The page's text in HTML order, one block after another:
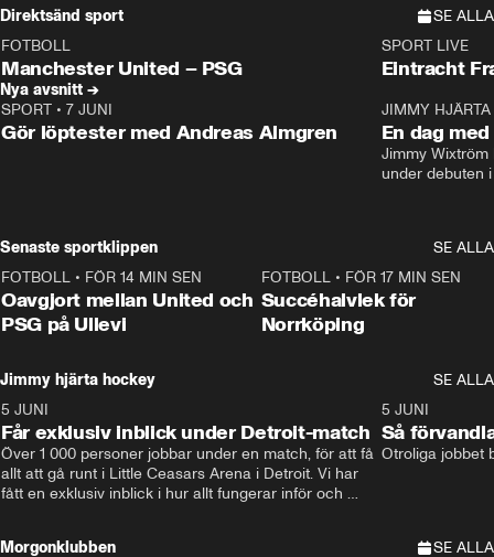
Direktsänd sport
SE ALLA
Plus
FOTBOLL
Manchester United – PSG Plus
SPORT LIVE
Eintracht
Nya avsnitt →
SPORT • 7 JUNI
Gör löptester med Andreas Almgren
JIMMY
En dag
Jimmy
under debuten
Senaste sportklippen
SE ALLA
FOTBOLL • FÖR 14 MIN SEN
Oavgjort mellan United och
PSG på Ullevi
FOTBOLL• FÖR 17 MIN SEN
Succéhalvlek för
Norrköping
Jimmy hjärta hockey
SE ALLA
5 JUNI
Får exklusiv inblick under Detroit-match
Över 1 000 personer jobbar under en match, för att få
allt att gå runt i Little Ceasars Arena i Detroit. Vi har
fått en exklusiv inblick i hur allt fungerar inför och
5 JUNI
Så
Otroliga jobbet
Morgonklubben
SE ALLA